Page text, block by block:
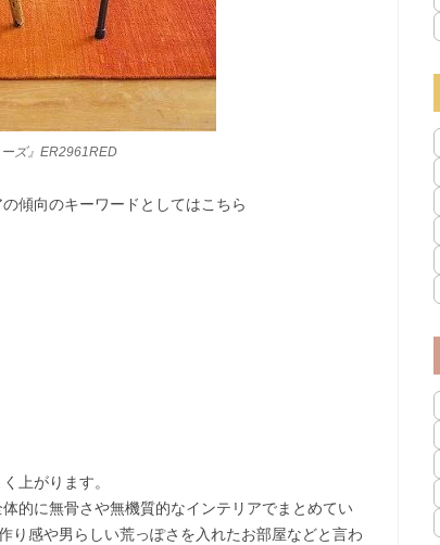
ズ』ER2961RED
傾向のキーワードとしてはこちら
上がります。
的に無骨さや無機質的なインテリアでまとめてい
り感や男らしい荒っぽさを入れたお部屋などと言わ